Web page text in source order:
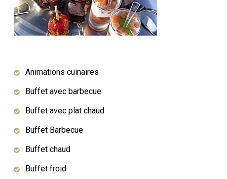
Animations cuinaires
Buffet avec barbecue
Buffet avec plat chaud
Buffet Barbecue
Buffet chaud
Buffet froid